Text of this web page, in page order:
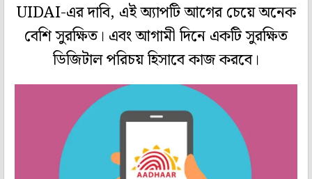
UIDAI-এর দাবি, এই অ্যাপটি আগের চেয়ে অনেক
বেশি সুরক্ষিত। এবং আগামী দিনে একটি সুরক্ষিত
ডিজিটাল পরিচয় হিসাবে কাজ করবে।